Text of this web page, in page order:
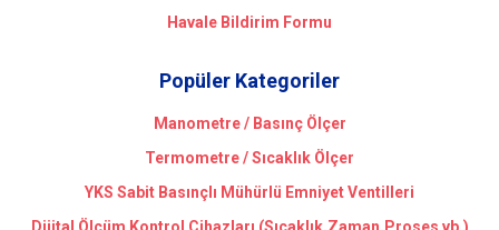
Havale Bildirim Formu
Popüler Kategoriler
Manometre / Basınç Ölçer
Termometre / Sıcaklık Ölçer
YKS Sabit Basınçlı Mühürlü Emniyet Ventilleri